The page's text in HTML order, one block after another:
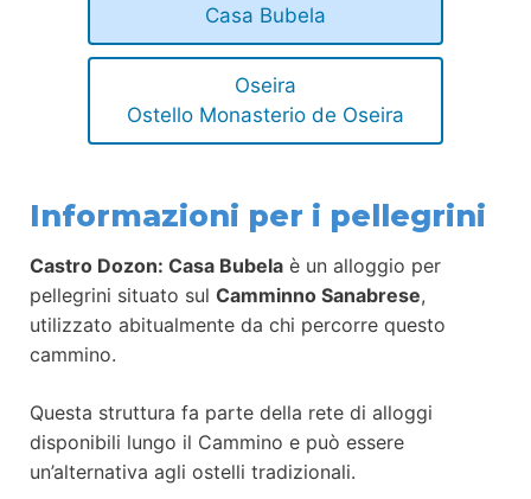
Casa Bubela
Oseira
Ostello Monasterio de Oseira
Informazioni per i pellegrini
Castro Dozon: Casa Bubela è un alloggio per
pellegrini situato sul Camminno Sanabrese,
utilizzato abitualmente da chi percorre questo
cammino.
Questa struttura fa parte della rete di alloggi
disponibili lungo il Cammino e può essere
un’alternativa agli ostelli tradizionali.